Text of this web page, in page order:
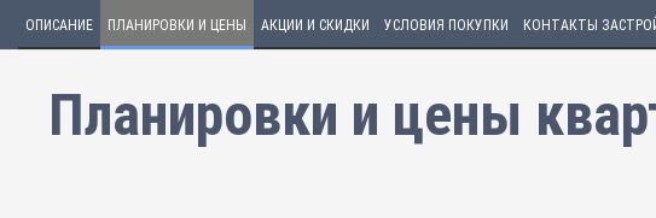
ОПИСАНИЕ ПЛАНИРОВКИ И ЦЕНЫ АКЦИИ И СКИДКИ УСЛОВИЯ ПОКУПКИ КОНТАКТЫ
Планировки и цены